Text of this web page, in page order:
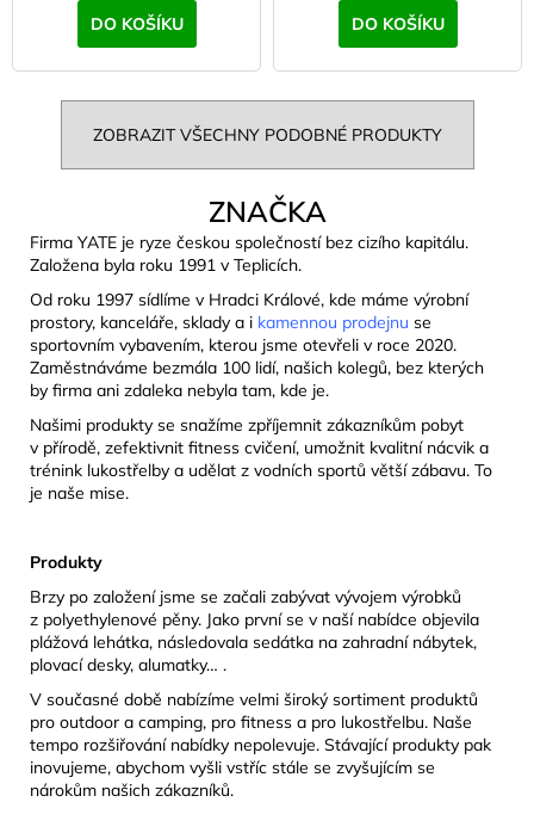
DO KOŠÍKU DO KOŠÍKU
ZOBRAZIT VŠECHNY PODOBNÉ PRODUKTY
ZNAČKA
Firma YATE je ryze českou společností bez cizího kapitálu.
Založena byla roku 1991 v Teplicích.
Od roku 1997 sídlíme v Hradci Králové, kde máme výrobní
prostory, kanceláře, sklady a i kamennou prodejnu se
sportovním vybavením, kterou jsme otevřeli v roce 2020.
Zaměstnáváme bezmála 100 lidí, našich kolegů, bez kterých
by firma ani zdaleka nebyla tam, kde je.
Našimi produkty se snažíme zpříjemnit zákazníkům pobyt
v přírodě, zefektivnit fitness cvičení, umožnit kvalitní nácvik a
trénink lukostřelby a udělat z vodních sportů větší zábavu. To
je naše mise.
Produkty
Brzy po založení jsme se začali zabývat vývojem výrobků
z polyethylenové pěny. Jako první se v naší nabídce objevila
plážová lehátka, následovala sedátka na zahradní nábytek,
plovací desky, alumatky… .
V současné době nabízíme velmi široký sortiment produktů
pro outdoor a camping, pro fitness a pro lukostřelbu. Naše
tempo rozšiřování nabídky nepolevuje. Stávající produkty pak
inovujeme, abychom vyšli vstříc stále se zvyšujícím se
nárokům našich zákazníků.